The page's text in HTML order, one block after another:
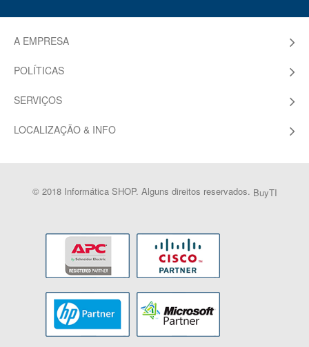
A EMPRESA
POLÍTICAS
SERVIÇOS
LOCALIZAÇÃO & INFO
© 2018 Informática SHOP. Alguns direitos reservados. BuyTI